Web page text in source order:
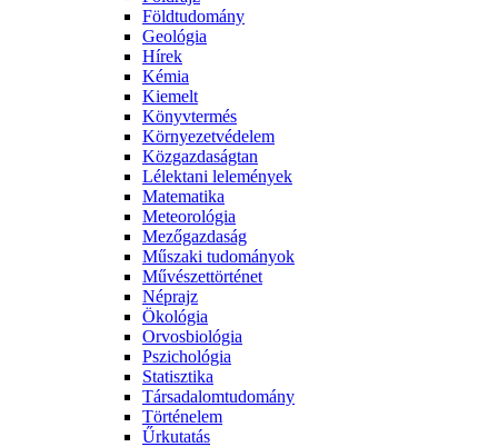
Földtudomány
Geológia
Hírek
Kémia
Kiemelt
Könyvtermés
Környezetvédelem
Közgazdaságtan
Lélektani lelemények
Matematika
Meteorológia
Mezőgazdaság
Műszaki tudományok
Művészettörténet
Néprajz
Ökológia
Orvosbiológia
Pszichológia
Statisztika
Társadalomtudomány
Történelem
Űrkutatás